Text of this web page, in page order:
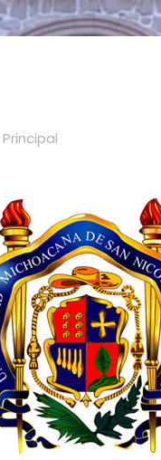
Principal